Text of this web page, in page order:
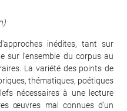
inédites, tant sur
sur l'ensemble du corpus au
La variété des points de
thématiques, poétiques
nécessaires à une lecture
œuvres mal connues d'un